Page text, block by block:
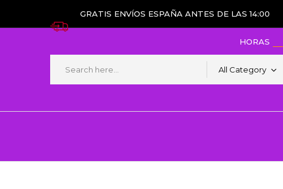
GRATIS ENVÍOS ESPAÑA ANTES DE LAS 14:00
HORAS
All Category